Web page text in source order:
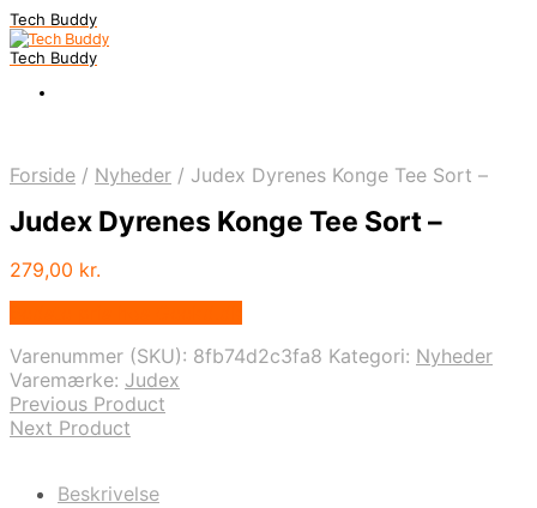
Tech Buddy
Tech Buddy
Forside / Nyheder / Judex Dyrenes Konge Tee Sort –
Judex Dyrenes Konge Tee Sort –
279,00 kr.
Varenummer (SKU): 8fb74d2c3fa8 Kategori: Nyheder
Varemærke: Judex
Previous Product
Next Product
Beskrivelse